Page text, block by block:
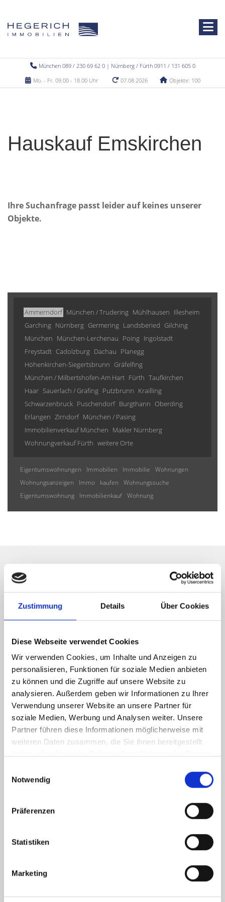
Zustimmung Details Über Cookies
Diese Webseite verwendet Cookies
Wir verwenden Cookies, um Inhalte und Anzeigen zu
personalisieren, Funktionen für soziale Medien anbieten
zu können und die Zugriffe auf unsere Website zu
analysieren. Außerdem geben wir Informationen zu Ihrer
Verwendung unserer Website an unsere Partner für
soziale Medien, Werbung und Analysen weiter. Unsere
Partner führen diese Informationen möglicherweise mit
weiteren Daten zusammen, die Sie ihnen bereitgestellt
Notwendig
Präferenzen
Statistiken
Marketing
München 089 / 230 69 62 0 | Nürnberg / Fürth 0911 / 131 605 0
Mo. - Fr. 09.00 - 18.00 Uhr
07.08.2026 Objekte: 100
Hauskauf Emskirchen
Ihre Suchanfrage passt leider auf keines unserer
Objekte.
Ammerndorf München / Trudering Mühlhausen Illesheim
Garching Nürnberg Germering Landsberied Gilching
München München-Lerchenau Poing Ingolstadt
Freystadt Cadolzburg Dachau Planegg
Höhenkirchen-Siegertsbrunn Gräfelfing
München / Milbertshofen-Am Hart Fürth Taufkirchen
Haar Sauerlach / Grafing Putzbrunn Krailling
Schwarzenbruck Puschendorf Burgthann Oberding
Erlangen Zirndorf München / Pasing
Immobilienverkauf München Makler Nürnberg
Wohnungverkauf Fürth weitere Orte
Eigentumswohnungen Immobilien Immobilie
Wohnungen
Wohnungsanzeigen
Immo kaufen
Wohnungssuche
Eigentumswohnung
Immobilienkauf Wohnung
Wir informieren Sie
automatisch über passende
neue Angebote
Ich habe die
zur Kenntnis genommen. Ich stimme
Hinweis: Sie können Ihre Einwilligung jederzeit für die Zukunft per E-Mail
* Pflichtfelder